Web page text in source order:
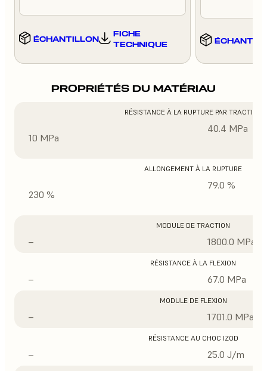
ÉCHANTILLON
FICHE
TECHNIQUE
PROPRIÉTÉS DU MATÉRIAU
RÉSISTANCE À LA RUPTURE PAR TRACTION
10 MPa
40.4 MPa
ALLONGEMENT À LA RUPTURE
230 %
79.0 %
MODULE DE TRACTION
– 1800.0 MPa
RÉSISTANCE À LA FLEXION
– 67.0 MPa
MODULE DE FLEXION
– 1701.0 MPa
RÉSISTANCE AU CHOC IZOD
– 25.0 J/m